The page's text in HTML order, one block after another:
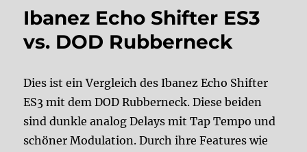
Ibanez Echo Shifter ES3
vs. DOD Rubberneck
Dies ist ein Vergleich des Ibanez Echo Shifter
ES3 mit dem DOD Rubberneck. Diese beiden
sind dunkle analog Delays mit Tap Tempo und
schöner Modulation. Durch ihre Features wie